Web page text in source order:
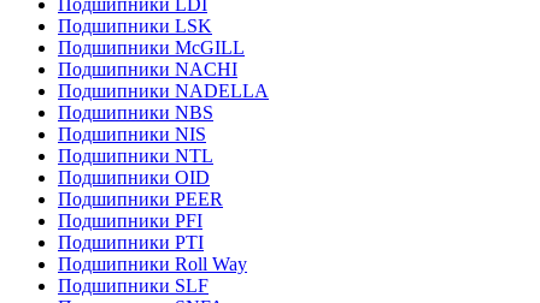
Подшипники LDI
Подшипники LSK
Подшипники McGILL
Подшипники NACHI
Подшипники NADELLA
Подшипники NBS
Подшипники NIS
Подшипники NTL
Подшипники OID
Подшипники PEER
Подшипники PFI
Подшипники PTI
Подшипники Roll Way
Подшипники SLF